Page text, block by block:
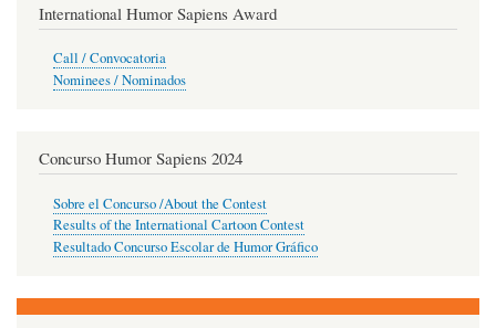
International Humor Sapiens Award
Call / Convocatoria
Nominees / Nominados
Concurso Humor Sapiens 2024
Sobre el Concurso /About the Contest
Results of the International Cartoon Contest
Resultado Concurso Escolar de Humor Gráfico